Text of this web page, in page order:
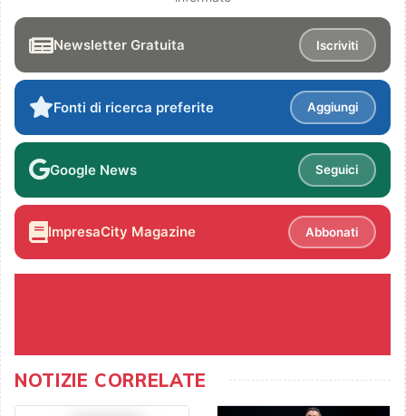
Newsletter Gratuita Iscriviti
Fonti di ricerca preferite Aggiungi
Google News Seguici
ImpresaCity Magazine Abbonati
NOTIZIE CORRELATE